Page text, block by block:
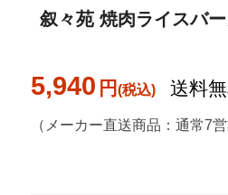
叙々苑 焼肉ライスバ
5,940 円 送料
（メーカー直送商品：通常7営